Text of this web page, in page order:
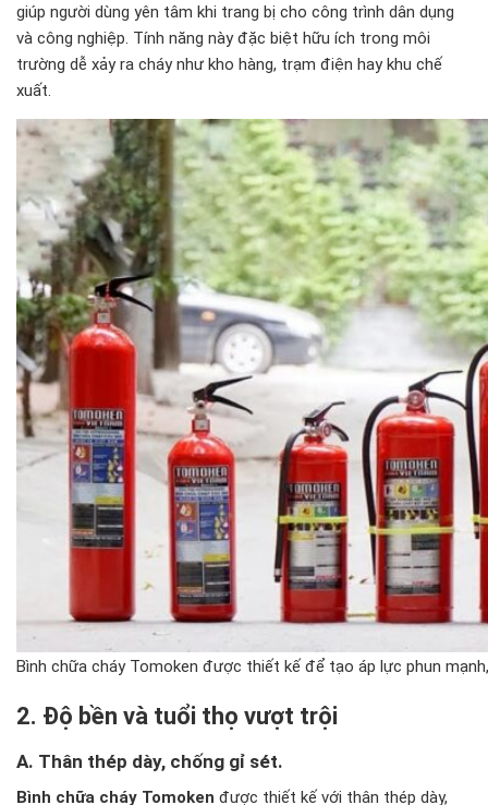
giúp người dùng yên tâm khi trang bị cho công trình dân dụng
và công nghiệp. Tính năng này đặc biệt hữu ích trong môi
trường dễ xảy ra cháy như kho hàng, trạm điện hay khu chế
xuất.
Bình chữa cháy Tomoken được thiết kế để tạo áp lực phun
2. Độ bền và tuổi thọ vượt trội
A. Thân thép dày, chống gỉ sét.
Bình chữa cháy Tomoken được thiết kế với thân thép dày,